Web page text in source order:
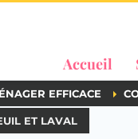
Accueil
EFFICACE
ET LAVAL